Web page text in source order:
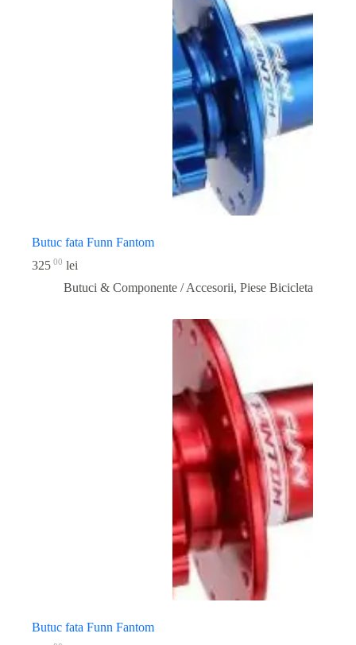
Butuc fata Funn Fantom
325 00 lei
Butuci & Componente / Accesorii, Piese Bicicleta
Butuc fata Funn Fantom